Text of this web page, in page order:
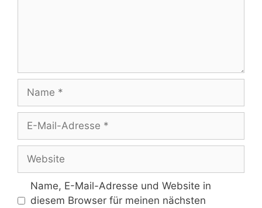
Mail-
Adresse
Name, E-Mail-Adresse und Website in
diesem Browser für meinen nächsten